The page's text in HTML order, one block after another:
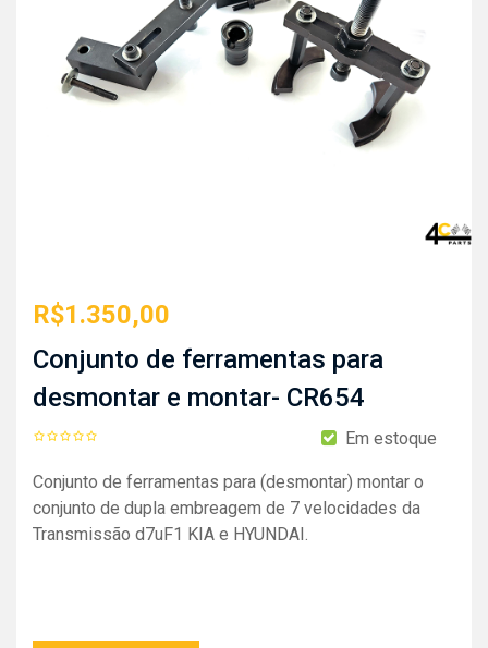
R$1.350,00
Conjunto de ferramentas para
desmontar e montar- CR654
Em estoque
Conjunto de ferramentas para (desmontar) montar o
conjunto de dupla embreagem de 7 velocidades da
Transmissão d7uF1 KIA e HYUNDAI.